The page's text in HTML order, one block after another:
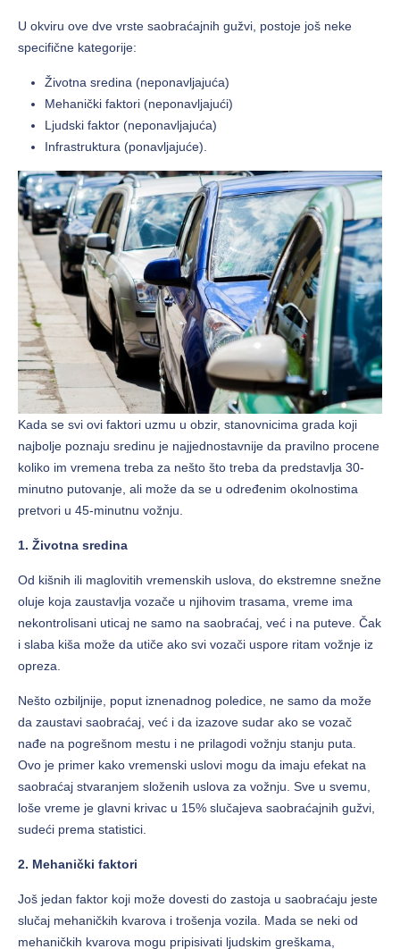
U okviru ove dve vrste saobraćajnih gužvi, postoje još neke
specifične kategorije:
Životna sredina (neponavljajuća)
Mehanički faktori (neponavljajući)
Ljudski faktor (neponavljajuća)
Infrastruktura (ponavljajuće).
Kada se svi ovi faktori uzmu u obzir, stanovnicima grada koji
najbolje poznaju sredinu je najjednostavnije da pravilno procene
koliko im vremena treba za nešto što treba da predstavlja 30-
minutno putovanje, ali može da se u određenim okolnostima
pretvori u 45-minutnu vožnju.
1. Životna sredina
Od kišnih ili maglovitih vremenskih uslova, do ekstremne snežne
oluje koja zaustavlja vozače u njihovim trasama, vreme ima
nekontrolisani uticaj ne samo na saobraćaj, već i na puteve. Čak
i slaba kiša može da utiče ako svi vozači uspore ritam vožnje iz
opreza.
Nešto ozbiljnije, poput iznenadnog poledice, ne samo da može
da zaustavi saobraćaj, već i da izazove sudar ako se vozač
nađe na pogrešnom mestu i ne prilagodi vožnju stanju puta.
Ovo je primer kako vremenski uslovi mogu da imaju efekat na
saobraćaj stvaranjem složenih uslova za vožnju. Sve u svemu,
loše vreme je glavni krivac u 15% slučajeva saobraćajnih gužvi,
sudeći prema statistici.
2. Mehanički faktori
Još jedan faktor koji može dovesti do zastoja u saobraćaju jeste
slučaj mehaničkih kvarova i trošenja vozila. Mada se neki od
mehaničkih kvarova mogu pripisivati ljudskim greškama,